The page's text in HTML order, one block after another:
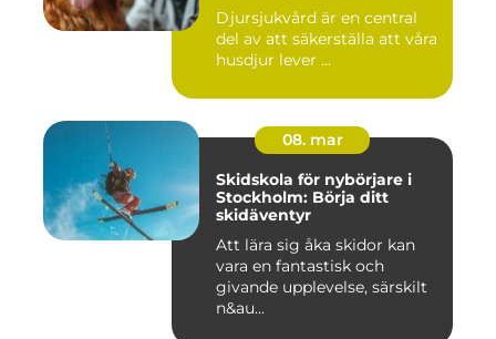
Djursjukvård är en central
del av att säkerställa att våra
husdjur lever ...
08. mar
Skidskola för nybörjare i
Stockholm: Börja ditt
skidäventyr
Att lära sig åka skidor kan
vara en fantastisk och
givande upplevelse, särskilt
n&au...